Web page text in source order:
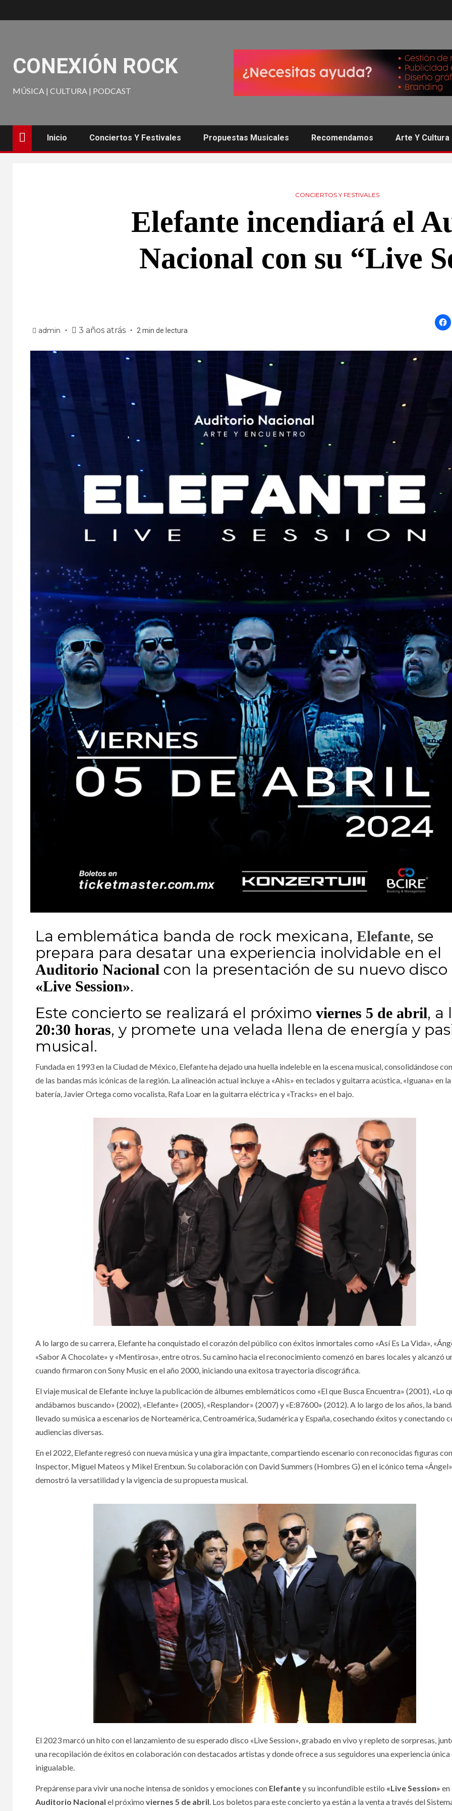
CONEXIÓN ROCK
MÚSICA | CULTURA | PODCAST
Inicio Conciertos Y Festivales Propuestas Musicales Recomendamos Arte Y Cultura
CONCIERTOS Y FESTIVALES
Elefante incendiará el
Nacional con su “Live
admin 3 años atrás 2 min de lectura
La emblemática banda de rock mexicana, Elefante, se
prepara para desatar una experiencia inolvidable en el
Auditorio Nacional con la presentación de su nuevo disco
«Live Session».
Este concierto se realizará el próximo viernes 5 de abril, a
20:30 horas, y promete una velada llena de energía y
musical.
Fundada en 1993 en la Ciudad de México, Elefante ha dejado una huella indeleble en la escena musical, consolidándose
de las bandas más icónicas de la región. La alineación actual incluye a «Ahis» en teclados y guitarra acústica, «Iguana» en la
batería, Javier Ortega como vocalista, Rafa Loar en la guitarra eléctrica y «Tracks» en el bajo.
A lo largo de su carrera, Elefante ha conquistado el corazón del público con éxitos inmortales como «Así Es La Vida»,
«Sabor A Chocolate» y «Mentirosa», entre otros. Su camino hacia el reconocimiento comenzó en bares locales y alcanzó
cuando firmaron con Sony Music en el año 2000, iniciando una exitosa trayectoria discográfica.
El viaje musical de Elefante incluye la publicación de álbumes emblemáticos como «El que Busca Encuentra» (2001), «Lo
andábamos buscando» (2002), «Elefante» (2005), «Resplandor» (2007) y «E:87600» (2012). A lo largo de los años, la
llevado su música a escenarios de Norteamérica, Centroamérica, Sudamérica y España, cosechando éxitos y conectando
audiencias diversas.
En el 2022, Elefante regresó con nueva música y una gira impactante, compartiendo escenario con reconocidas figuras
Inspector, Miguel Mateos y Mikel Erentxun. Su colaboración con David Summers (Hombres G) en el icónico tema «Ángel»
demostró la versatilidad y la vigencia de su propuesta musical.
El 2023 marcó un hito con el lanzamiento de su esperado disco «Live Session», grabado en vivo y repleto de sorpresas,
una recopilación de éxitos en colaboración con destacados artistas y donde ofrece a sus seguidores una experiencia única
inigualable.
Prepárense para vivir una noche intensa de sonidos y emociones con Elefantey su inconfundible estilo «Live Session» en
Auditorio Nacional el próximo viernes 5 de abril . Los boletos para este concierto ya están a la venta a través del